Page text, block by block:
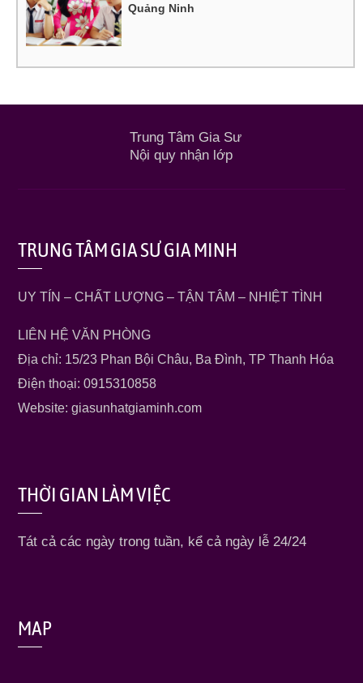
Quảng Ninh
Trung Tâm Gia Sư
Nội quy nhận lớp
TRUNG TÂM GIA SƯ GIA MINH
UY TÍN – CHẤT LƯỢNG – TẬN TÂM – NHIỆT TÌNH
LIÊN HỆ VĂN PHÒNG
Địa chỉ: 15/23 Phan Bội Châu, Ba Đình, TP Thanh Hóa
Điện thoại: 0915310858
Website: giasunhatgiaminh.com
THỜI GIAN LÀM VIỆC
Tát cả các ngày trong tuần, kể cả ngày lễ 24/24
MAP